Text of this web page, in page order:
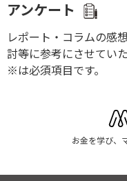
アンケート
レポート・コラムの感
討等に参考にさせていた
※は必須項目です。
お金を学び、